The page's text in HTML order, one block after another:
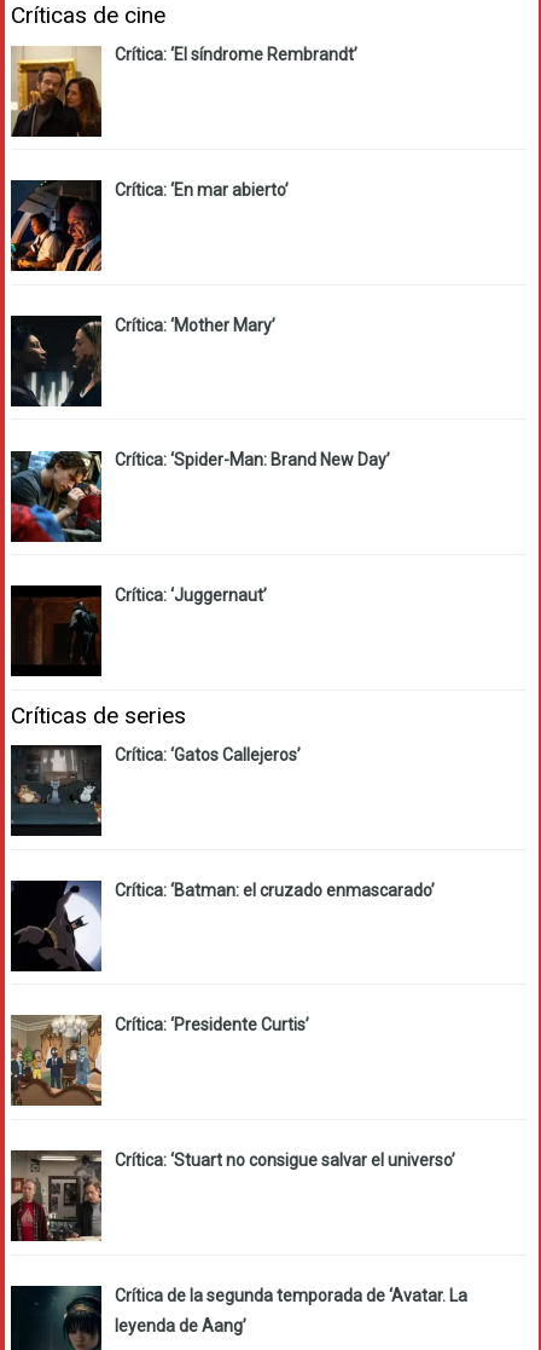
Críticas de cine
Crítica: ‘El síndrome Rembrandt’
Crítica: ‘En mar abierto’
Crítica: ‘Mother Mary’
Crítica: ‘Spider-Man: Brand New Day’
Crítica: ‘Juggernaut’
Críticas de series
Crítica: ‘Gatos Callejeros’
Crítica: ‘Batman: el cruzado enmascarado’
Crítica: ‘Presidente Curtis’
Crítica: ‘Stuart no consigue salvar el universo’
Crítica de la segunda temporada de ‘Avatar. La
leyenda de Aang’